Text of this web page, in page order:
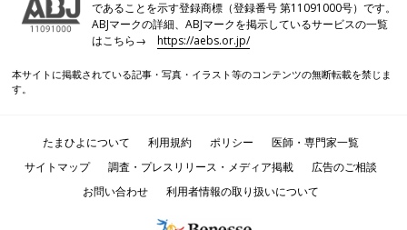
であることを示す登録商標（登録番号 第11091000号）です。
ABJマークの詳細、ABJマークを掲示しているサービスの一覧
はこちら→https://aebs.or.jp/
本サイトに掲載されている記事・写真・イラスト等のコンテンツの無断転載を禁じま
す。
たまひよについて 利用規約 ポリシー
医師・専門家一覧
サイトマップ
調査・プレスリリース・メディア掲載
広告のご相談
お問い合わせ
利用者情報の取り扱いについて